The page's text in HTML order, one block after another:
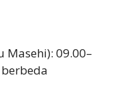
Masehi): 09.00–